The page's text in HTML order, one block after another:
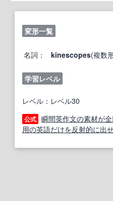
変形一覧
名詞： kinescopes(複数
学習レベル
レベル：レベル30
公式 瞬間英作文の素材が
用の英語だけを反射的に出